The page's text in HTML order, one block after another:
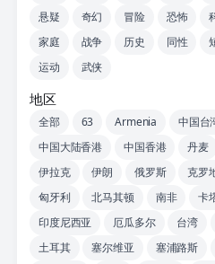
悬疑
奇幻 冒险 恐怖
家庭
战争 历史 同性
运动
武侠
地区
全部 63 Armenia 中国台
中国大陆香港
中国香港 丹麦
伊拉克
伊朗 俄罗斯 克罗
匈牙利
北马其顿 南非 卡
印度尼西亚
厄瓜多尔 台湾
土耳其
塞尔维亚 塞浦路斯